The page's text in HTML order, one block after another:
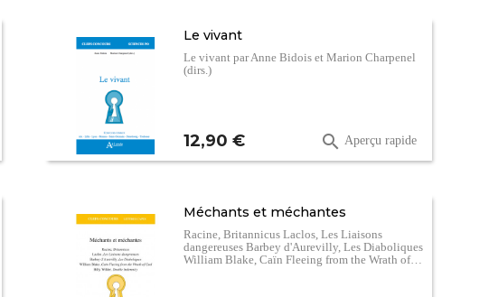
Le vivant
Le vivant par Anne Bidois et Marion Charpenel
(dirs.)
Prix
12,90 €  Aperçu rapide
Méchants et méchantes
Racine, Britannicus Laclos, Les Liaisons
dangereuses Barbey d'Aurevilly, Les Diaboliques
William Blake, Caïn Fleeing from the Wrath of…